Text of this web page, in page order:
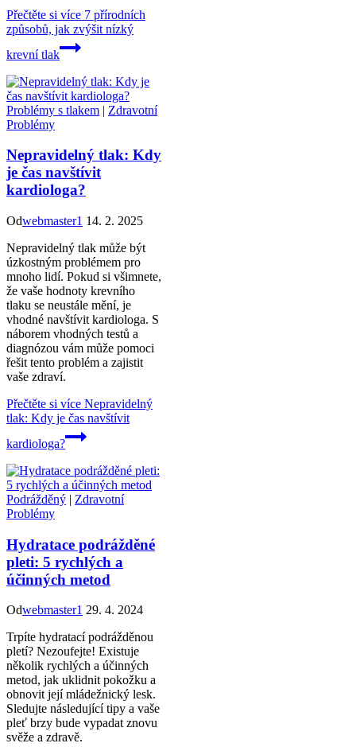
Přečtěte si více 7 přírodních
způsobů, jak zvýšit nízký
krevní tlak
Problémy s tlakem | Zdravotní
Problémy
Nepravidelný tlak: Kdy
je čas navštívit
kardiologa?
Odwebmaster1 14. 2. 2025
Nepravidelný tlak může být
úzkostným problémem pro
mnoho lidí. Pokud si všimnete,
že vaše hodnoty krevního
tlaku se neustále mění, je
vhodné navštívit kardiologa. S
náborem vhodných testů a
diagnózou vám může pomoci
řešit tento problém a zajistit
vaše zdraví.
Přečtěte si více Nepravidelný
tlak: Kdy je čas navštívit
kardiologa?
Podrážděný | Zdravotní
Problémy
Hydratace podrážděné
pleti: 5 rychlých a
účinných metod
Odwebmaster1 29. 4. 2024
Trpíte hydratací podrážděnou
pletí? Nezoufejte! Existuje
několik rychlých a účinných
metod, jak uklidnit pokožku a
obnovit její mládežnický lesk.
Sledujte následující tipy a vaše
pleť brzy bude vypadat znovu
svěže a zdravě.